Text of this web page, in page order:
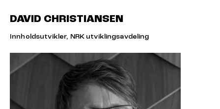
DAVID CHRISTIANSEN
Innholdsutvikler, NRK utviklingsavdeling